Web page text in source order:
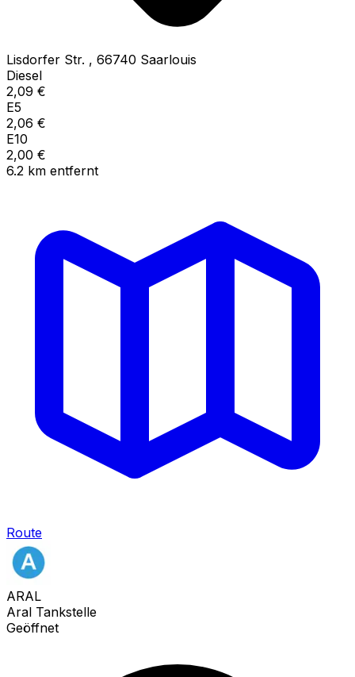
Lisdorfer Str. , 66740 Saarlouis
Diesel
2,09 €
E5
2,06 €
E10
2,00 €
6.2 km entfernt
Route
ARAL
Aral Tankstelle
Geöffnet